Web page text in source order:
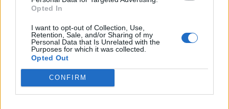
Opted In
I want to opt-out of Collection, Use,
Retention, Sale, and/or Sharing of my
Personal Data that Is Unrelated with the
Purposes for which it was collected.
Opted Out
CONFIRM
GEN 2-1 FIO
FIO 0-0 JUV
ATA 2-2 FIO
2-1 SAM
6 MIL 1-3 FIO